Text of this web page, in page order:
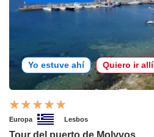
Yo estuve ahí Quiero ir allí
Europa Lesbos
Tour del puerto de Molyvos